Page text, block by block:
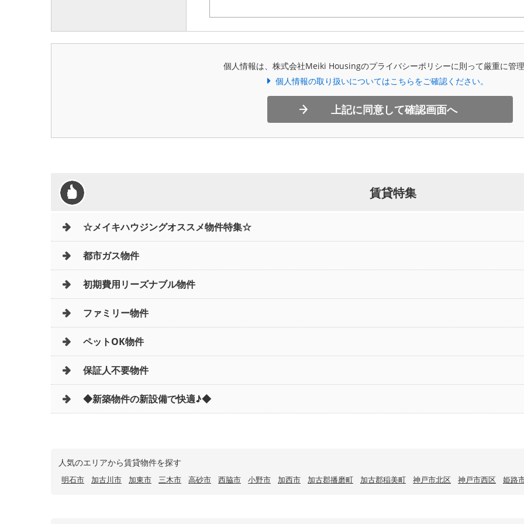
個人情報は、株式会社Meiki Housingのプライバシーポリシーに則って厳重に管理
個人情報の取り扱いについてはこちらをご確認ください。
上記に同意して確認画面へ
賃貸特集
☆メイキハウジングオススメ物件特集☆
都市ガス物件
初期費用リーズナブル物件
ファミリー物件
ペットOK物件
保証人不要物件
◆新築物件の新設備で快適♪◆
人気のエリアから賃貸物件を探す
明石市 加古川市 加東市 三木市 高砂市 西脇市 小野市 加西市 加古郡播磨町 加古郡稲美町 神戸市北区 神戸市西区 姫路